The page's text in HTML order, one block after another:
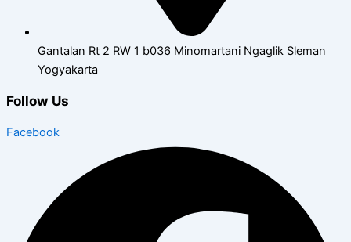
Gantalan Rt 2 RW 1 b036 Minomartani Ngaglik Sleman
Yogyakarta
Follow Us
Facebook